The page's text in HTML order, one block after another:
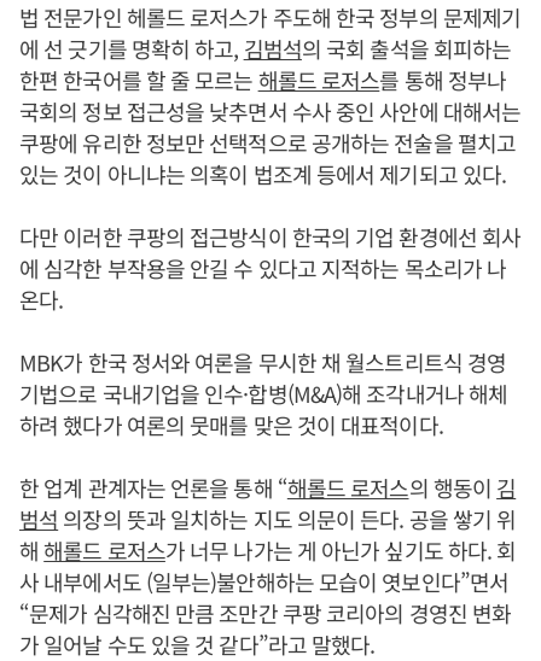
법 전문가인 헤롤드 로저스가 주도해 한국 정부의 문제제기
에 선 긋기를 명확히 하고, 김범석의 국회 출석을 회피하는
한편 한국어를 할 줄 모르는해롤드 로저스를 통해 정부나
국회의 정보 접근성을 낮추면서 수사 중인 사안에 대해서는
쿠팡에 유리한 정보만 선택적으로 공개하는 전술을 펼치고
있는 것이 아니냐는 의혹이 법조계 등에서 제기되고 있다.
다만 이러한 쿠팡의 접근방식이 한국의 기업 환경에선 회사
에 심각한 부작용을 안길 수 있다고 지적하는 목소리가 나
온다.
MBK가 한국 정서와 여론을 무시한 채 월스트리트식 경영
기법으로 국내기업을 인수·합병(M&A)해 조각내거나 해체
하려 했다가 여론의 뭇매를 맞은 것이 대표적이다.
한 업계 관계자는 언론을 통해 “해롤드 로저스의 행동이 김
범석 의장의 뜻과 일치하는 지도 의문이 든다. 공을 쌓기 위
해해롤드 로저스가 너무 나가는 게 아닌가 싶기도 하다. 회
사 내부에서도 (일부는)불안해하는 모습이 엿보인다”면서
“문제가 심각해진 만큼 조만간 쿠팡 코리아의 경영진 변화
가 일어날 수도 있을 것 같다”라고 말했다.